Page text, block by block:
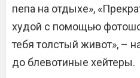
пепа на отдыхе»,
худой с помощью
тебя толстый живот», –
до блевотиные хейтеры.